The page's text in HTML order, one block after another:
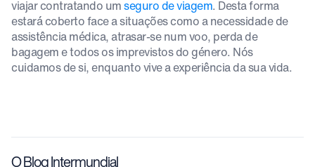
viajar contratando umseguro de viagem. Desta forma
estará coberto face a situações como a necessidade de
assistência médica, atrasar-se num voo, perda de
bagagem e todos os imprevistos do género. Nós
cuidamos de si, enquanto vive a experiência da sua vida.
O Blog Intermundial